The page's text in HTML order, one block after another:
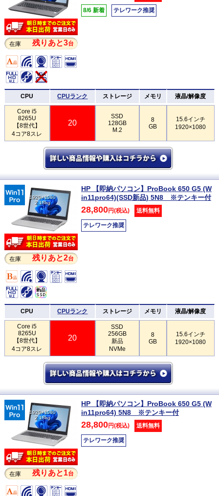
在庫 残りあと3台
8/6 新着 テレワーク推奨
CPU CPUランク ストレージ メモリ 液晶/解像度
Core i5
8265U
【8世代】
4コア8スレ
20
SSD
128GB
M.2
8
GB
15.6インチ
1920×1080
1920×1080
2.18kg
在庫 残りあと2台
HP 【即納パソコン】ProBook 650 G5 (W
in11pro64)(SSD新品) 5N8 ※テンキー付
28,800円(税込) 送料無料
テレワーク推奨
CPU CPUランク ストレージ メモリ 液晶/解像度
Core i5
8265U
【8世代】
4コア8スレ
20
SSD
256GB
新品
NVMe
8
GB
15.6インチ
1920×1080
1920×1080
2.18kg
在庫 残りあと1台
HP 【即納パソコン】ProBook 650 G5 (W
in11pro64) 5N8 ※テンキー付
28,800円(税込) 送料無料
テレワーク推奨